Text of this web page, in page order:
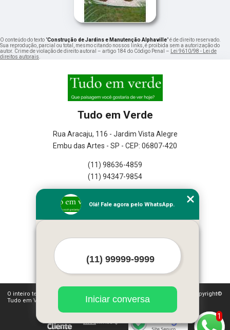
O conteúdo do texto "Construção de Jardins e Manutenção Alphaville" é de direito reservado.
Sua reprodução, parcial ou total, mesmo citando nossos links, é proibida sem a autorização do
autor. Crime de violação de direito autoral – artigo 184 do Código Penal –
Lei 9610/98 - Lei de
direitos autorais
Tudo em Verde
Rua Aracaju, 116 - Jardim Vista Alegre
Embu das Artes - SP - CEP: 06807-420
(11) 98636-4859
(11) 94347-9854
Empresa
Missão
Mapa do site
Mais Serviços
O inteiro teor deste site está sujeito à proteção de direitos autorais. Copyright©
Tudo em Verde (Lei 9610 de 19/02/1998)
1
Olá! Fale agora pelo WhatsApp.
Iniciar conversa